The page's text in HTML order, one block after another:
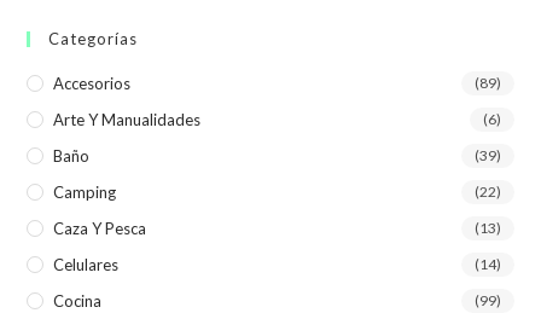
Categorías
Accesorios (89)
Arte Y Manualidades (6)
Baño (39)
Camping (22)
Caza Y Pesca (13)
Celulares (14)
Cocina (99)